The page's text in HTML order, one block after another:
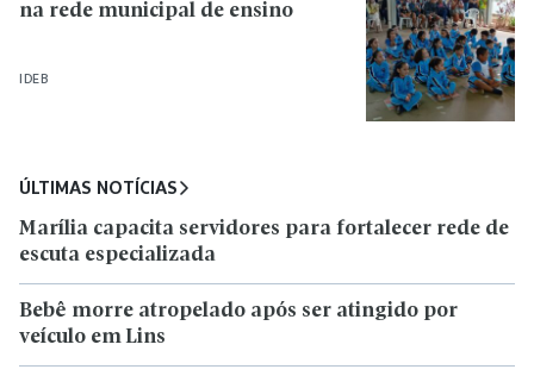
IDEB
na rede municipal de ensino
ÚLTIMAS NOTÍCIAS
Marília capacita servidores para fortalecer rede de
escuta especializada
Bebê morre atropelado após ser atingido por
veículo em Lins